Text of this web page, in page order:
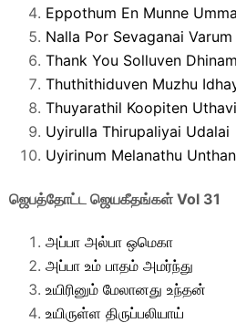
Eppothum En Munne
Nalla Por Sevaganai Varum
Thank You Solluven
Thuthithiduven Muzhu
Thuyarathil Koopiten Uthavi
Uyirulla Thirupaliyai Udalai
Uyirinum Melanathu Unthan
ஜெபத்தோட்ட ஜெயகீதங்கள் Vol 31
அப்பா அல்பா ஒமெகா
அப்பா உம் பாதம் அமர்ந்து
உயிரினும் மேலானது உந்தன்
உயிருள்ள திருப்பலியாய்